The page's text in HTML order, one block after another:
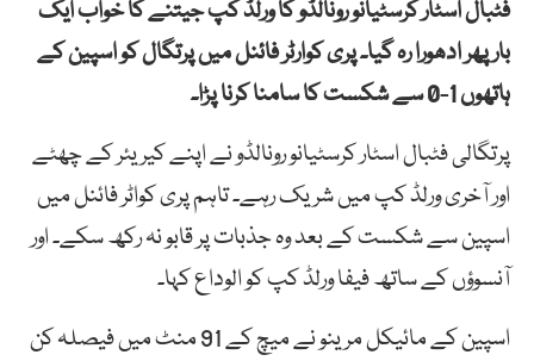
فٹبال اسٹار کرسٹیانو رونالڈو کا ورلڈ کپ جیتنے کا خواب ایک
بار پھر ادھورا رہ گیا۔ پری کوارٹر فائنل میں پرتگال کو اسپین کے
ہاتھوں 1-0 سے شکست کا سامنا کرنا پڑا۔
پرتگالی فٹبال اسٹار کرسٹیانو رونالڈو نے اپنے کیریئر کے چھٹے
اور آخری ورلڈ کپ میں شریک رہے۔ تاہم پری کواٹر فائنل میں
اسپین سے شکست کے بعد وہ جذبات پر قابو نہ رکھ سکے۔ اور
آنسوؤں کے ساتھ فیفا ورلڈ کپ کو الوداع کہا۔
اسپین کے مائیکل مرینو نے میچ کے 91 منٹ میں فیصلہ کن